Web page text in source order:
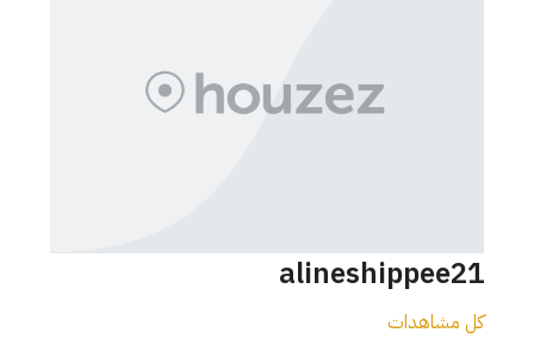
alineshippee21
كل مشاهدات